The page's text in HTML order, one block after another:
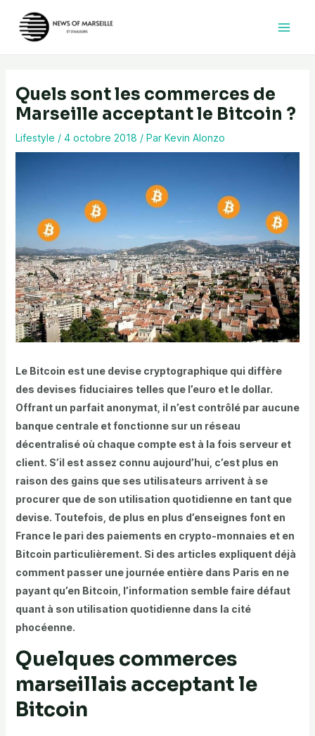
contenu
Quels sont les commerces de
Marseille acceptant le Bitcoin ?
Lifestyle / 4 octobre 2018 / Par Kevin Alonzo
Le Bitcoin est une devise cryptographique qui diffère
des devises fiduciaires telles que l’euro et le dollar.
Offrant un parfait anonymat, il n’est contrôlé par aucune
banque centrale et fonctionne sur un réseau
décentralisé où chaque compte est à la fois serveur et
client. S’il est assez connu aujourd’hui, c’est plus en
raison des gains que ses utilisateurs arrivent à se
procurer que de son utilisation quotidienne en tant que
devise. Toutefois, de plus en plus d’enseignes font en
France le pari des paiements en crypto-monnaies et en
Bitcoin particulièrement. Si des articles expliquent déjà
comment passer une journée entière dans Paris en ne
payant qu’en Bitcoin, l’information semble faire défaut
quant à son utilisation quotidienne dans la cité
phocéenne.
Quelques commerces
marseillais acceptant le
Bitcoin